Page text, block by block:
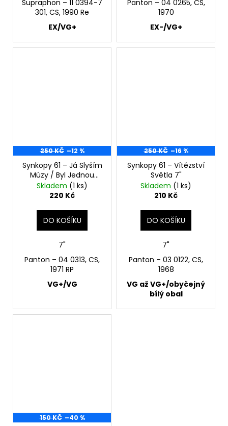
Supraphon ‎– 11 0394-7
301, CS, 1990 Re
EX/VG+
Panton ‎– 04 0265, CS,
1970
EX-/VG+
250 KČ –12 %
Synkopy 61 – Já Slyším
Múzy / Byl Jednou
Jeden Král 7"
Skladem (1 ks)
220 Kč
DO KOŠÍKU
7"
Panton – 04 0313, CS,
1971 RP
VG+/VG
250 KČ –16 %
Synkopy 61 – Vítězství
Světla 7"
Skladem (1 ks)
210 Kč
DO KOŠÍKU
7"
Panton ‎– 03 0122, CS,
1968
VG až VG+/obyčejný
bílý obal
150 KČ –40 %